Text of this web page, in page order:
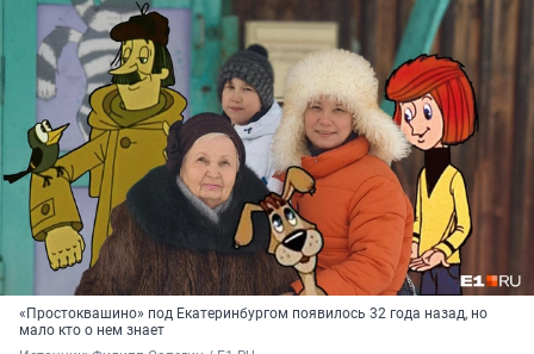
«Простоквашино» под Екатеринбургом появилось 32 года назад, но
мало кто о нем знает